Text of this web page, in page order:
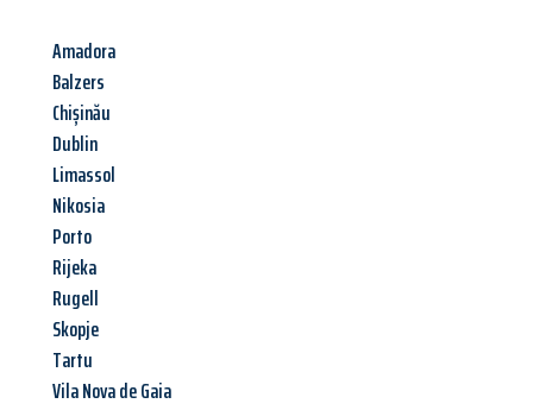
Amadora
Balzers
Chișinău
Dublin
Limassol
Nikosia
Porto
Rijeka
Rugell
Skopje
Tartu
Vila Nova de Gaia